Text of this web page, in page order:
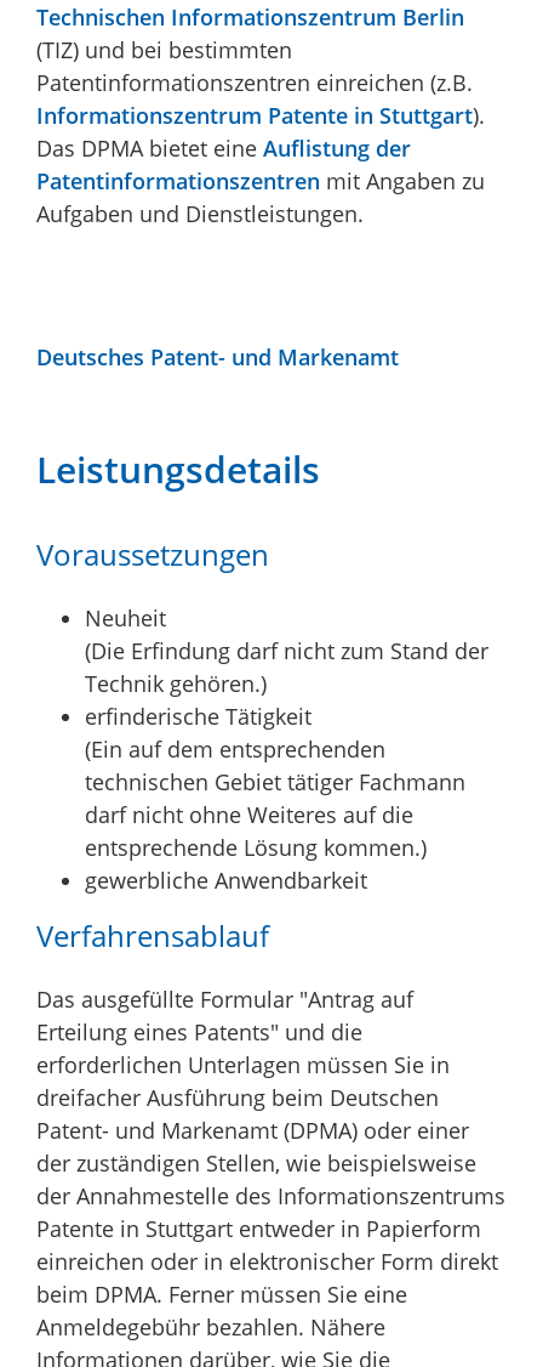
Technischen Informationszentrum Berlin
(TIZ) und bei bestimmten
Patentinformationszentren einreichen (z.B.
Informationszentrum Patente in Stuttgart).
Das DPMA bietet eine Auflistung der
Patentinformationszentren mit Angaben zu
Aufgaben und Dienstleistungen.
Deutsches Patent- und Markenamt
Leistungsdetails
Voraussetzungen
Neuheit
(Die Erfindung darf nicht zum Stand der
Technik gehören.)
erfinderische Tätigkeit
(Ein auf dem entsprechenden
technischen Gebiet tätiger Fachmann
darf nicht ohne Weiteres auf die
entsprechende Lösung kommen.)
gewerbliche Anwendbarkeit
Verfahrensablauf
Das ausgefüllte Formular "Antrag auf
Erteilung eines Patents" und die
erforderlichen Unterlagen müssen Sie in
dreifacher Ausführung beim Deutschen
Patent- und Markenamt (DPMA) oder einer
der zuständigen Stellen, wie beispielsweise
der Annahmestelle des Informationszentrums
Patente in Stuttgart entweder in Papierform
einreichen oder in elektronischer Form direkt
beim DPMA. Ferner müssen Sie eine
Anmeldegebühr bezahlen. Nähere
Informationen darüber, wie Sie die